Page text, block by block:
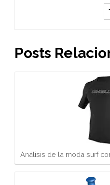
Posts
Análisis de la moda surf